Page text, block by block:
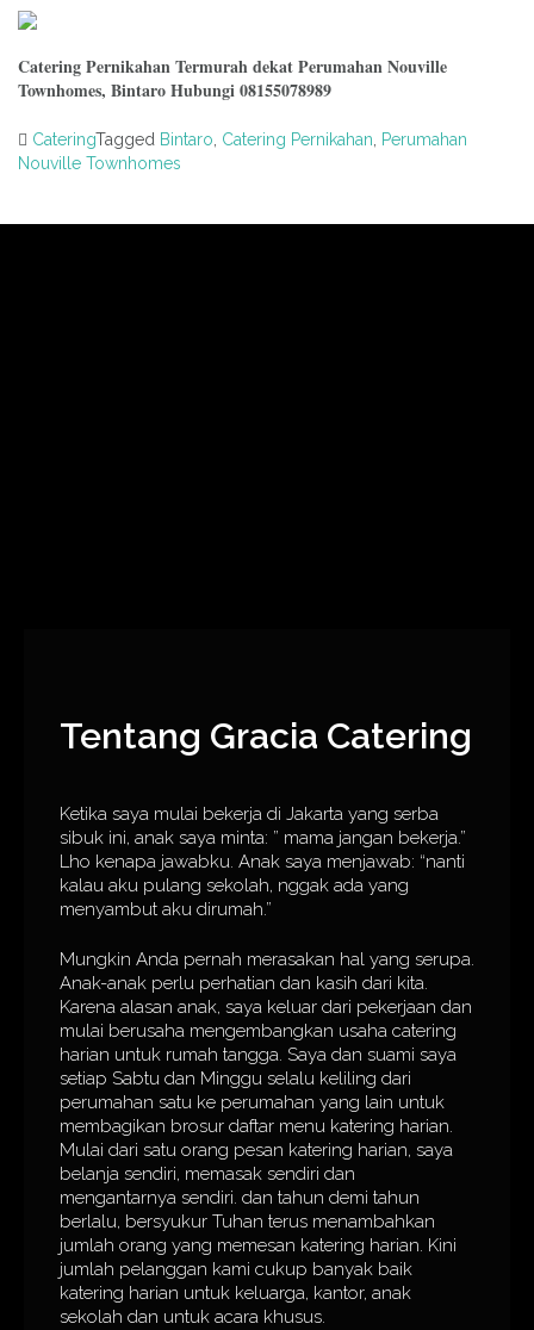
Catering Pernikahan Termurah dekat Perumahan Nouville
Townhomes, Bintaro Hubungi 08155078989
CateringTagged Bintaro Catering Pernikahan
Perumahan
Nouville Townhomes
navigation
Tentang Gracia Catering
Ketika saya mulai bekerja di Jakarta yang serba
sibuk ini, anak saya minta: ” mama jangan bekerja.”
Lho kenapa jawabku. Anak saya menjawab: “nanti
kalau aku pulang sekolah, nggak ada yang
menyambut aku dirumah.”
Mungkin Anda pernah merasakan hal yang serupa.
Anak-anak perlu perhatian dan kasih dari kita.
Karena alasan anak, saya keluar dari pekerjaan dan
mulai berusaha mengembangkan usaha catering
harian untuk rumah tangga. Saya dan suami saya
setiap Sabtu dan Minggu selalu keliling dari
perumahan satu ke perumahan yang lain untuk
membagikan brosur daftar menu katering harian.
Mulai dari satu orang pesan katering harian, saya
belanja sendiri, memasak sendiri dan
mengantarnya sendiri. dan tahun demi tahun
berlalu, bersyukur Tuhan terus menambahkan
jumlah orang yang memesan katering harian. Kini
jumlah pelanggan kami cukup banyak baik
katering harian untuk keluarga, kantor, anak
sekolah dan untuk acara khusus.